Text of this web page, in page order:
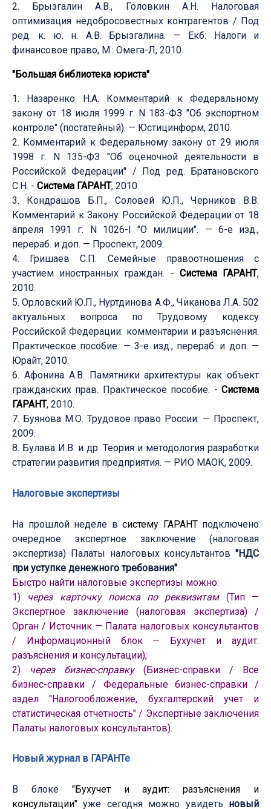
2. Брызгалин А.В., Головкин А.Н. Налоговая
оптимизация недобросовестных контрагентов / Под
ред. к. ю. н. А.В. Брызгалина. — Екб: Налоги и
финансовое право, М.: Омега-Л, 2010.
"Большая библиотека юриста"
1. Назаренко Н.А. Комментарий к Федеральному
закону от 18 июля 1999 г. N 183-ФЗ "Об экспортном
контроле" (постатейный). — Юстицинформ, 2010.
2. Комментарий к Федеральному закону от 29 июля
1998 г. N 135-ФЗ "Об оценочной деятельности в
Российской Федерации" / Под ред. Братановского
С.Н. - Система ГАРАНТ, 2010.
3. Кондрашов Б.П., Соловей Ю.П., Черников В.В.
Комментарий к Закону Российской Федерации от 18
апреля 1991 г. N 1026-I "О милиции". — 6-е изд.,
перераб. и доп. — Проспект, 2009.
4. Гришаев С.П. Семейные правоотношения с
участием иностранных граждан. - Система ГАРАНТ,
2010.
5. Орловский Ю.П., Нуртдинова А.Ф., Чиканова Л.А. 502
актуальных вопроса по Трудовому кодексу
Российской Федерации: комментарии и разъяснения.
Практическое пособие. — 3-е изд., перераб. и доп. —
Юрайт, 2010.
6. Афонина А.В. Памятники архитектуры как объект
гражданских прав. Практическое пособие. - Система
ГАРАНТ, 2010.
7. Буянова М.О. Трудовое право России. — Проспект,
2009.
8. Булава И.В. и др. Теория и методология разработки
стратегии развития предприятия. — РИО МАОК, 2009.
Налоговые экспертизы
На прошлой неделе в систему ГАРАНТподключено
очередное экспертное заключение (налоговая
экспертиза) Палаты налоговых консультантов "НДС
при уступке денежного требования".
Быстро найти налоговые экспертизы можно:
1) через карточку поиска по реквизитам(Тип —
Экспертное заключение (налоговая экспертиза) /
Орган / Источник — Палата налоговых консультантов
/ Информационный блок — Бухучет и аудит:
разъяснения и консультации);
2) через бизнес-справку(Бизнес-справки / Все
бизнес-справки / Федеральные бизнес-справки /
аздел "Налогообложение, бухгалтерский учет и
статистическая отчетность" / Экспертные заключения
Палаты налоговых консультантов).
Новый журнал в ГАРАНТе
В блоке "Бухучет и аудит: разъяснения и
консультации" уже сегодня можно увидеть новый